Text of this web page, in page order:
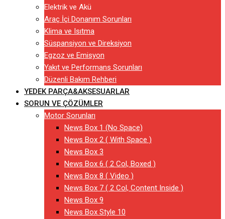
Elektrik ve Akü
Araç İçi Donanım Sorunları
Klima ve Isıtma
Süspansiyon ve Direksiyon
Egzoz ve Emisyon
Yakıt ve Performans Sorunları
Düzenli Bakım Rehberi
YEDEK PARÇA&AKSESUARLAR
SORUN VE ÇÖZÜMLER
Motor Sorunları
News Box 1 (No Space)
News Box 2 ( With Space )
News Box 3
News Box 6 ( 2 Col, Boxed )
News Box 8 ( Video )
News Box 7 ( 2 Col, Content Inside )
News Box 9
News Box Style 10